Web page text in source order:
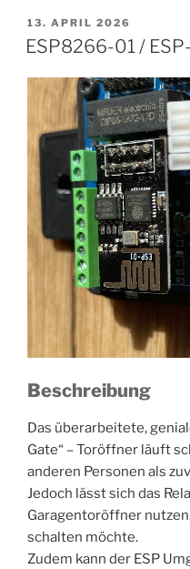
VERÖFFENTLICHT
AM
13. APRIL 2026
ESP8266-01 /
Beschreibung
Das überarbeitete,
Gate“ – Toröffner läuft
anderen Personen als
Jedoch lässt sich das
Garagentoröffner
schalten möchte.
Zudem kann der ESP